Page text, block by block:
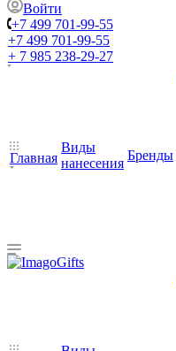
Войти
+7 499 701-99-55
+7 499 701-99-55
+ 7 985 238-29-27
Главная
Виды
нанесения
Бренды